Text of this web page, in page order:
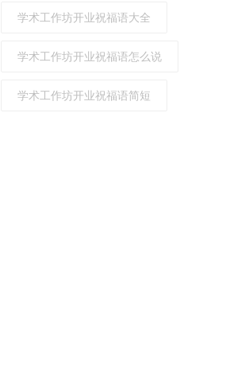
学术工作坊开业祝福语大全
学术工作坊开业祝福语怎么说
学术工作坊开业祝福语简短